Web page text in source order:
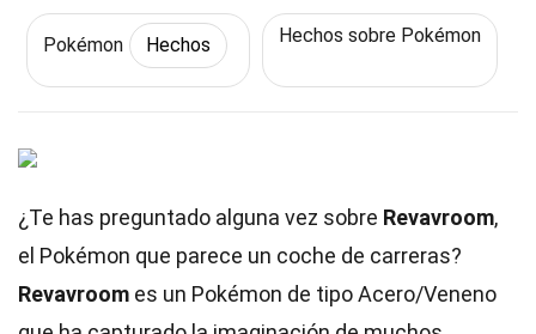
Pokémon Hechos Hechos sobre Pokémon
¿Te has preguntado alguna vez sobre Revavroom,
el Pokémon que parece un coche de carreras?
Revavroom es un Pokémon de tipo Acero/Veneno